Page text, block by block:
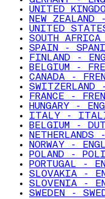
UNITED
NEW ZEALAND
UNITED
SOUTH
SPAIN -
FINLAND -
BELGIUM -
CANADA -
SWITZERLAND
FRANCE -
HUNGARY -
ITALY -
BELGIUM -
NETHERLANDS
NORWAY -
POLAND -
PORTUGAL -
SLOVAKIA -
SLOVENIA -
SWEDEN -